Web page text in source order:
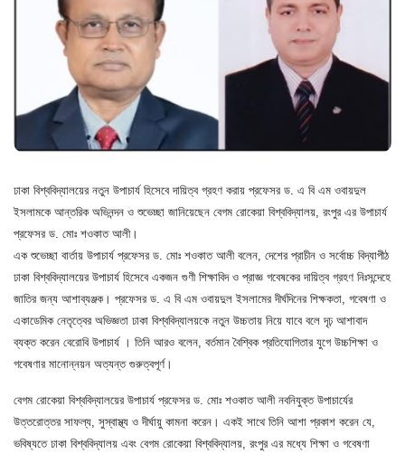
ঢাকা বিশ্ববিদ্যালয়ের নতুন উপাচার্য হিসেবে দায়িত্ব গ্রহণ করায় প্রফেসর ড. এ বি এম ওবায়দুল
ইসলামকে আন্তরিক অভিনন্দন ও শুভেচ্ছা জানিয়েছেন বেগম রোকেয়া বিশ্ববিদ্যালয়, রংপুর এর উপাচার্য
প্রফেসর ড. মোঃ শওকাত আলী।
এক শুভেচ্ছা বার্তায় উপাচার্য প্রফেসর ড. মোঃ শওকাত আলী বলেন, দেশের প্রাচীন ও সর্বোচ্চ বিদ্যাপীঠ
ঢাকা বিশ্ববিদ্যালয়ের উপাচার্য হিসেবে একজন গুণী শিক্ষাবিদ ও প্রাজ্ঞ গবেষকের দায়িত্ব গ্রহণ নিঃসন্দেহে
জাতির জন্য আশাব্যঞ্জক। প্রফেসর ড. এ বি এম ওবায়দুল ইসলামের দীর্ঘদিনের শিক্ষকতা, গবেষণা ও
একাডেমিক নেতৃত্বের অভিজ্ঞতা ঢাকা বিশ্ববিদ্যালয়কে নতুন উচ্চতায় নিয়ে যাবে বলে দৃঢ় আশাবাদ
ব্যক্ত করেন বেরোবি উপাচার্য । তিনি আরও বলেন, বর্তমান বৈশ্বিক প্রতিযোগিতার যুগে উচ্চশিক্ষা ও
গবেষণার মানোন্নয়ন অত্যন্ত গুরুত্বপূর্ণ।
বেগম রোকেয়া বিশ্ববিদ্যালয়ের উপাচার্য প্রফেসর ড. মোঃ শওকাত আলী নবনিযুক্ত উপাচার্যের
উত্তরোত্তর সাফল্য, সুস্বাস্থ্য ও দীর্ঘায়ু কামনা করেন। একই সাথে তিনি আশা প্রকাশ করেন যে,
ভবিষ্যতে ঢাকা বিশ্ববিদ্যালয় এবং বেগম রোকেয়া বিশ্ববিদ্যালয়, রংপুর এর মধ্যে শিক্ষা ও গবেষণা